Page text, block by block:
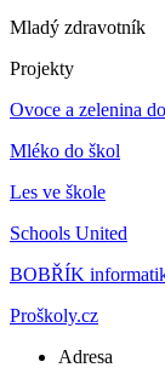
Mladý zdravotník
Projekty
Ovoce a zelenina
Mléko do škol
Les ve škole
Schools United
BOBŘÍK
Proškoly.cz
Adresa